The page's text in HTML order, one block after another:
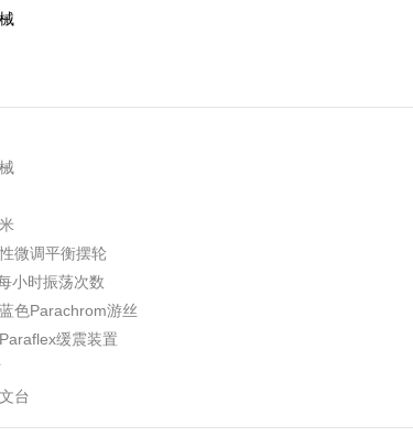
微调平衡摆轮
小时振荡次数
色Parachrom游丝
缓震装置
台